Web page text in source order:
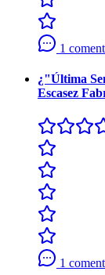
1
¿"Última
Escasez
1